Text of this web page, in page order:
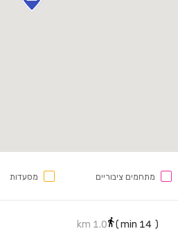
מתחמים ציבוריים מסעדות
(
14
1.0 km